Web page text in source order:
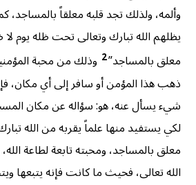
وألمه، ولذلك تجد قلبه معلقاً
يظلهم الله تبارك وتعالى تحت ظله يوم
معلق بالمساجد”2 وذلك من محبة
ذهب هذا المؤمن أو سافر إلى أي مكان،
شيء يسأل عنه، هو: سؤاله عن مكان
لكي يستفيد منها علماً يقربه من الله
معلق بالمساجد، ومحبته تابعة لطاعة
الله تعالى، فحيث ما كانت فإنه يتبعها